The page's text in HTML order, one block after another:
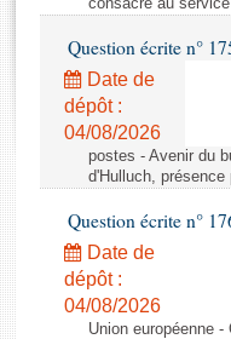
Rapports législatifs
Rapports sur
Baromètre de
Dossiers législatifs
Budget et sécurité
Questions écrites et
Comptes rendus des
consacré au
Question écrite n°
Date de
dépôt :
04/08/2026
postes - Avenir du
d'Hulluch,
Question écrite n°
Date de
dépôt :
04/08/2026
Union européenne